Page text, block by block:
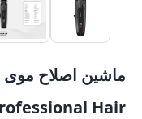
ماشین اصلاح
Hair